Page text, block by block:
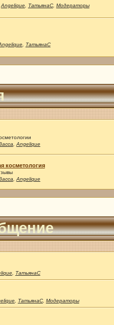
Angelique, ТатьянаС, Модераторы
, ТатьянаС
Angelique
косметология
Angelique
, ТатьянаС
, ТатьянаС, Модераторы